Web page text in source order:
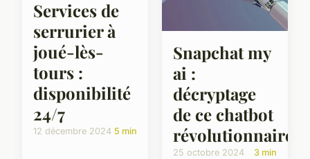
Services de
serrurier à
joué-lès-
tours :
disponibilité
24/7
12 décembre 2024 5 min
Snapchat my
ai :
décryptage
de ce chatbot
révolutionnaire
25 octobre 2024 3 min